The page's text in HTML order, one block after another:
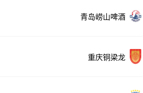
青岛崂山啤酒
重庆铜梁龙